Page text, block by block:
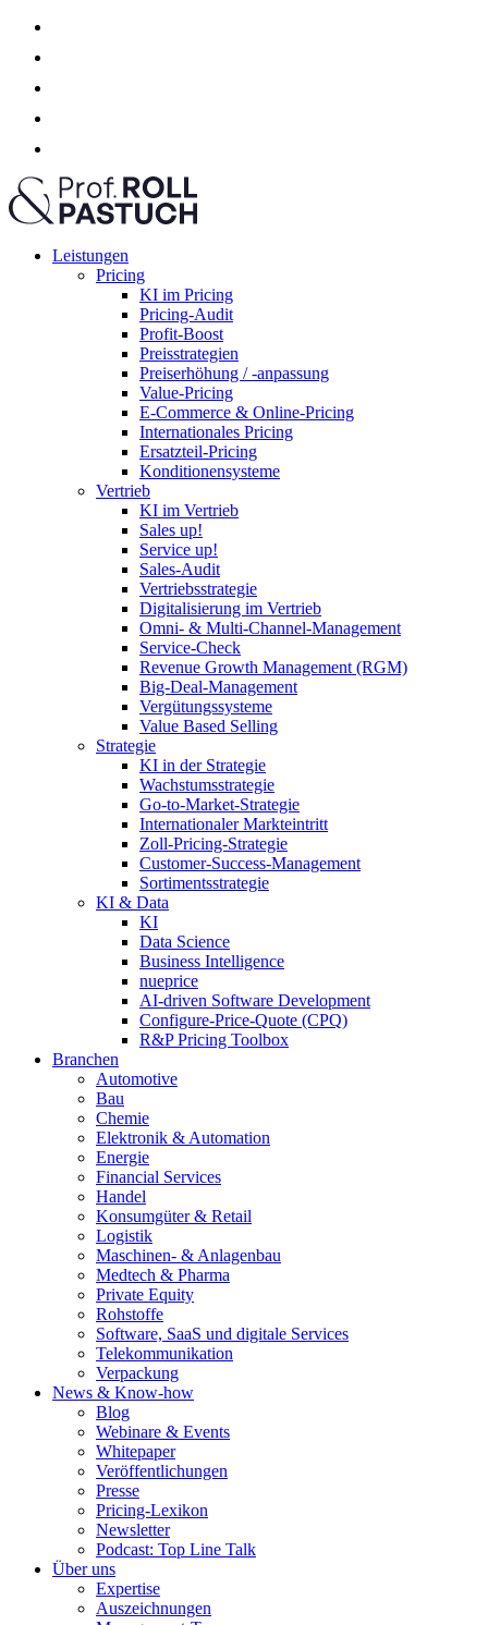
Leistungen
Pricing
KI im Pricing
Pricing-Audit
Profit-Boost
Preisstrategien
Preiserhöhung / -anpassung
Value-Pricing
E-Commerce & Online-Pricing
Internationales Pricing
Ersatzteil-Pricing
Konditionensysteme
Vertrieb
KI im Vertrieb
Sales up!
Service up!
Sales-Audit
Vertriebsstrategie
Digitalisierung im Vertrieb
Omni- & Multi-Channel-Management
Service-Check
Revenue Growth Management (RGM)
Big-Deal-Management
Vergütungssysteme
Value Based Selling
Strategie
KI in der Strategie
Wachstumsstrategie
Go-to-Market-Strategie
Internationaler Markteintritt
Zoll-Pricing-Strategie
Customer-Success-Management
Sortimentsstrategie
KI & Data
KI
Data Science
Business Intelligence
nueprice
AI-driven Software Development
Configure-Price-Quote (CPQ)
R&P Pricing Toolbox
Branchen
Automotive
Bau
Chemie
Elektronik & Automation
Energie
Financial Services
Handel
Konsumgüter & Retail
Logistik
Maschinen- & Anlagenbau
Medtech & Pharma
Private Equity
Rohstoffe
Software, SaaS und digitale Services
Telekommunikation
Verpackung
News & Know-how
Blog
Webinare & Events
Whitepaper
Veröffentlichungen
Presse
Pricing-Lexikon
Newsletter
Podcast: Top Line Talk
Über uns
Expertise
Auszeichnungen